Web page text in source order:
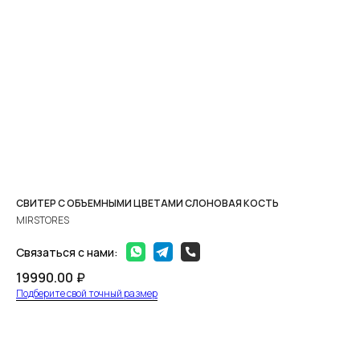
СВИТЕР С ОБЪЕМНЫМИ ЦВЕТАМИ СЛОНОВАЯ КОСТЬ
MIRSTORES
Связаться с нами:
19990.00 ₽
Подберите свой точный размер